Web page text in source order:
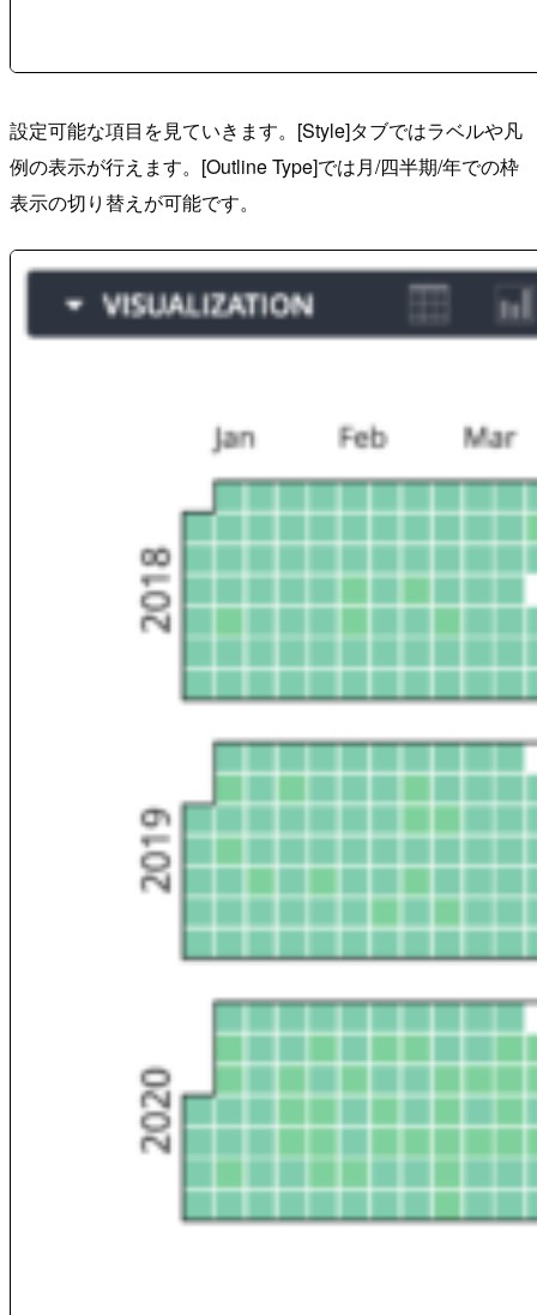
設定可能な項目を見ていきます。[Style]タブではラベルや凡
例の表示が行えます。[Outline Type]では月/四半期/年での枠
表示の切り替えが可能です。